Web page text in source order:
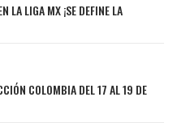
LA LIGA MX ¡SE DEFINE LA
COLOMBIA DEL 17 AL 19 DE